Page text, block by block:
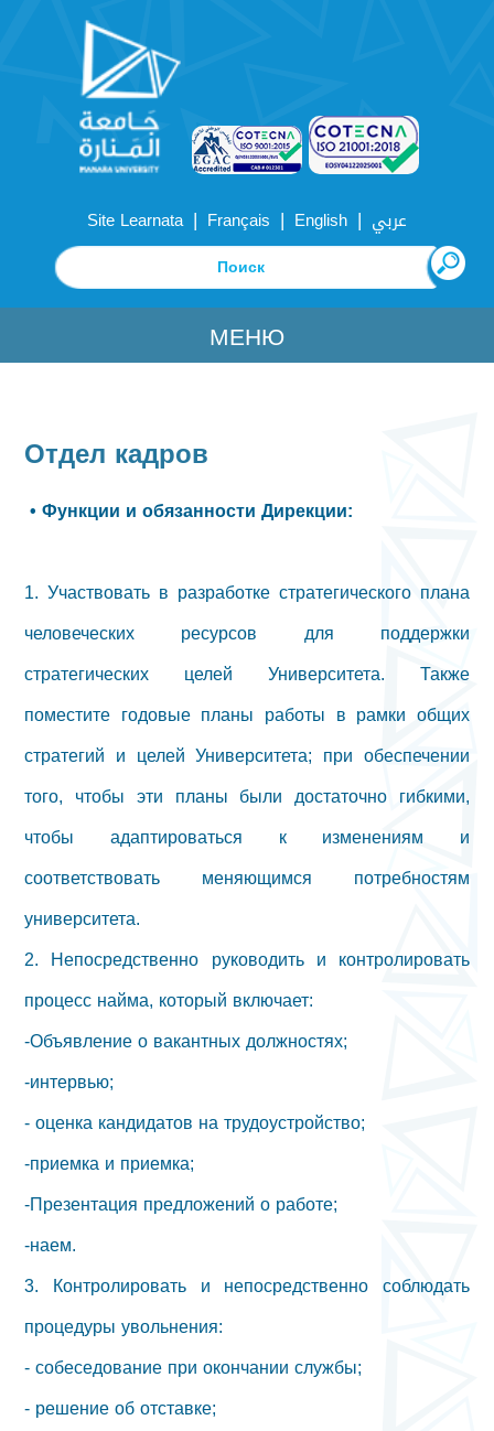
Site Learnata | Français | English | عربي
МЕНЮ
Отдел кадров
• Функции и обязанности Дирекции:
1. Участвовать в разработке стратегического плана
человеческих ресурсов для поддержки
стратегических целей Университета. Также
поместите годовые планы работы в рамки общих
стратегий и целей Университета; при обеспечении
того, чтобы эти планы были достаточно гибкими,
чтобы адаптироваться к изменениям и
соответствовать меняющимся потребностям
университета.
2. Непосредственно руководить и контролировать
процесс найма, который включает:
-Объявление о вакантных должностях;
-интервью;
- оценка кандидатов на трудоустройство;
-приемка и приемка;
-Презентация предложений о работе;
-наем.
3. Контролировать и непосредственно соблюдать
процедуры увольнения:
- собеседование при окончании службы;
- решение об отставке;